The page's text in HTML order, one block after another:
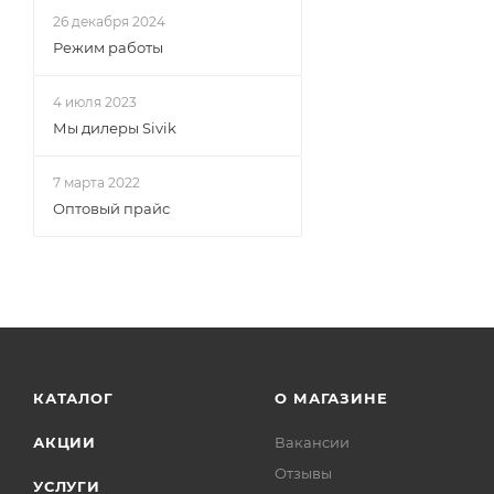
26 декабря 2024
Режим работы
4 июля 2023
Мы дилеры Sivik
7 марта 2022
Оптовый прайс
КАТАЛОГ
АКЦИИ
УСЛУГИ
О МАГАЗИНЕ
Вакансии
Отзывы